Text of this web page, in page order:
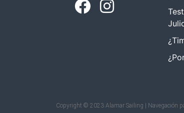
Copyright © 2023 Alamar Sailing | Navegación